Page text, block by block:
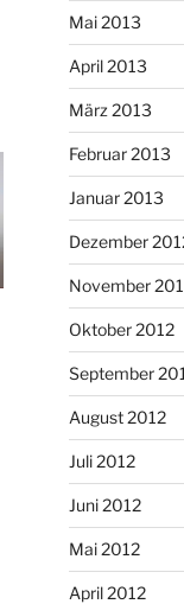
Mai 2013
April 2013
März 2013
Februar 2013
Januar 2013
Dezember
November
Oktober 2012
September
August 2012
Juli 2012
Juni 2012
Mai 2012
April 2012